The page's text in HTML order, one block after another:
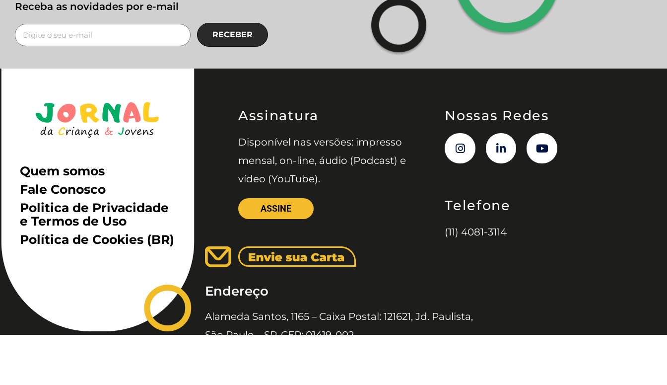
Receba as novidades por e-mail
RECEBER
Quem somos
Fale Conosco
Politica de Privacidade
e Termos de Uso
Política de Cookies (BR)
Assinatura
Disponível nas versões: impresso
mensal, on-line, áudio (Podcast) e
vídeo (YouTube).
ASSINE
Nossas Redes
Telefone
(11) 4081-3114
Endereço
Alameda Santos, 1165 – Caixa Postal: 121621, Jd. Paulista,
São Paulo – SP, CEP: 01419-002